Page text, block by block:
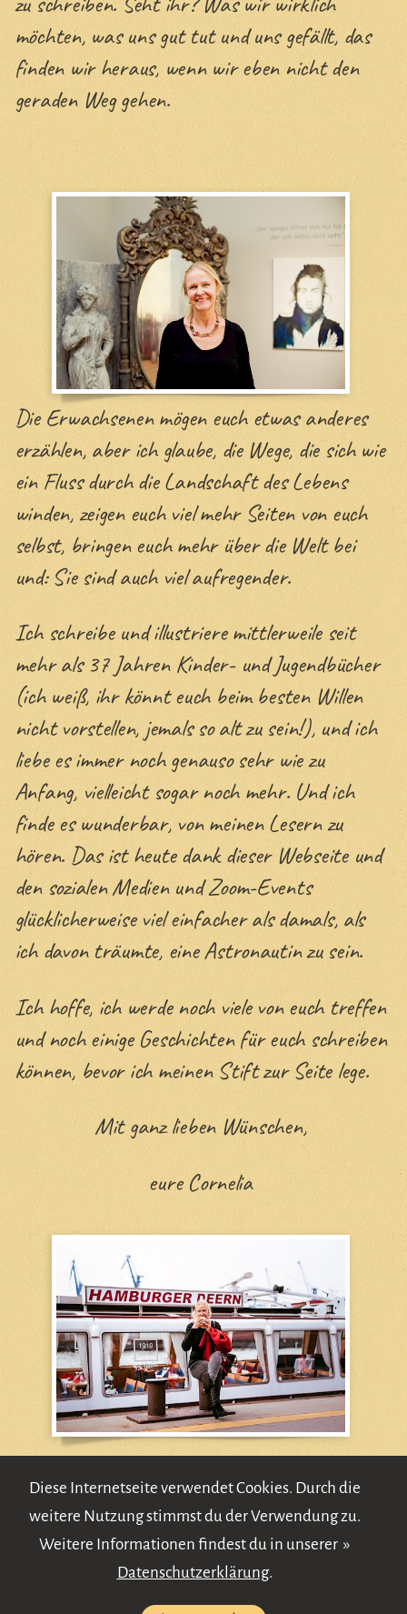
möchten, was uns gut tut und uns gefällt, das
finden wir heraus, wenn wir eben nicht den
geraden Weg gehen.
Die Erwachsenen mögen euch etwas anderes
erzählen, aber ich glaube, die Wege, die sich wie
ein Fluss durch die Landschaft des Lebens
winden, zeigen euch viel mehr Seiten von euch
selbst, bringen euch mehr über die Welt bei
und: Sie sind auch viel aufregender.
Ich schreibe und illustriere mittlerweile seit
mehr als 37 Jahren Kinder- und Jugendbücher
(ich weiß, ihr könnt euch beim besten Willen
nicht vorstellen, jemals so alt zu sein!), und ich
liebe es immer noch genauso sehr wie zu
Anfang, vielleicht sogar noch mehr. Und ich
finde es wunderbar, von meinen Lesern zu
hören. Das ist heute dank dieser Webseite und
den sozialen Medien und Zoom-Events
glücklicherweise viel einfacher als damals, als
ich davon träumte, eine Astronautin zu sein.
Ich hoffe, ich werde noch viele von euch treffen
und noch einige Geschichten für euch schreiben
können, bevor ich meinen Stift zur Seite lege.
Mit ganz lieben Wünschen,
eure Cornelia
Impressum Datenschutz
Diese Internetseite verwendet Cookies. Durch die
weitere Nutzung stimmst du der Verwendung zu.
Weitere Informationen findest du in unserer
Datenschutzerklärung.